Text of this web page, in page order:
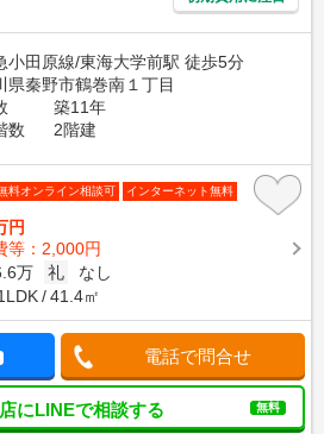
小田原線/東海大学前駅 徒歩5分
県秦野市鶴巻南１丁目
築11年
数
2階建
料オンライン相談可 インターネット無料
円
等：2,000円
万 礼
なし
41.4㎡
電話で問合せ
にLINEで相談する 無料